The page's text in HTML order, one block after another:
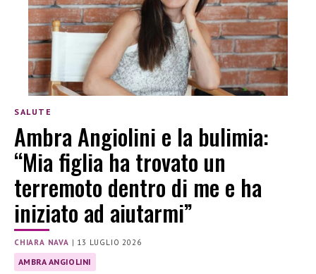
SALUTE
Ambra Angiolini e la bulimia:
“Mia figlia ha trovato un
terremoto dentro di me e ha
iniziato ad aiutarmi”
CHIARA NAVA | 13 LUGLIO 2026
AMBRA ANGIOLINI